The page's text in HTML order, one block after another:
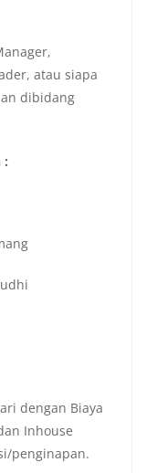
atau siapa
dibidang
:
dengan Biaya
Inhouse
penginapan.